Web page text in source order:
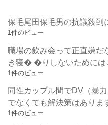
保毛尾田保毛男の抗議殺到
1件のビュー
職場の飲み会って正直嫌だ
き寝� �りしないために
1件のビュー
同性カップル間でDV（暴
でなくても解決策はありま
1件のビュー